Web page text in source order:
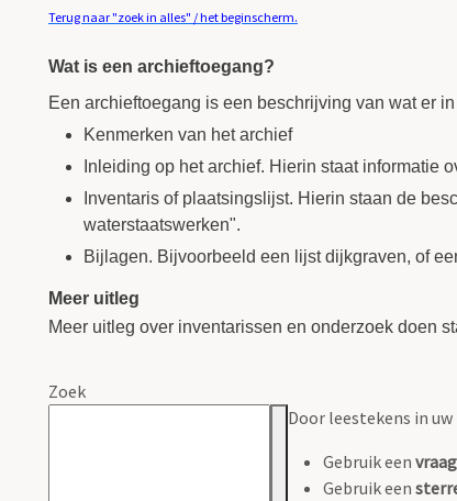
Terug naar "zoek in alles" / het beginscherm.
Wat is een archieftoegang?
Een archieftoegang is een beschrijving van wat er
Kenmerken van het archief
Inleiding op het archief. Hierin staat informatie
Inventaris of plaatsingslijst. Hierin staan de
waterstaatswerken".
Bijlagen. Bijvoorbeeld een lijst dijkgraven, of
Meer uitleg
Meer uitleg over inventarissen en onderzoek doen
Zoek
Door leestekens in
Gebruik een
Gebruik een